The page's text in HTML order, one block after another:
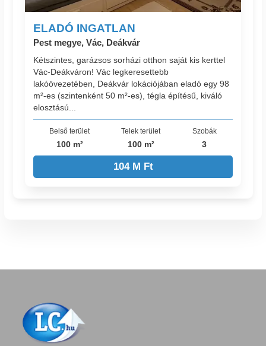
ELADÓ INGATLAN
Pest megye, Vác, Deákvár
Kétszintes, garázsos sorházi otthon saját kis kerttel
Vác-Deákváron! Vác legkeresettebb
lakóövezetében, Deákvár lokációjában eladó egy 98
m²-es (szintenként 50 m²-es), tégla építésű, kiváló
elosztású...
Belső terület
100 m²
Telek terület
100 m²
Szobák
3
104 M Ft